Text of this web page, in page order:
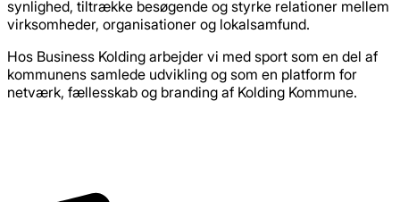
synlighed, tiltrække besøgende og styrke relationer mellem
virksomheder, organisationer og lokalsamfund.
Hos Business Kolding arbejder vi med sport som en del af
kommunens samlede udvikling og som en platform for
netværk, fællesskab og branding af Kolding Kommune.